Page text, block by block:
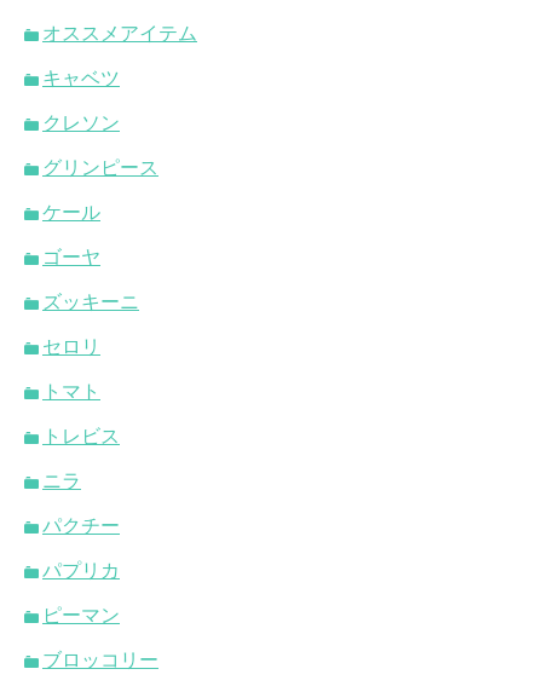
オススメアイテム
キャベツ
クレソン
グリンピース
ケール
ゴーヤ
ズッキーニ
セロリ
トマト
トレビス
ニラ
パクチー
パプリカ
ピーマン
ブロッコリー